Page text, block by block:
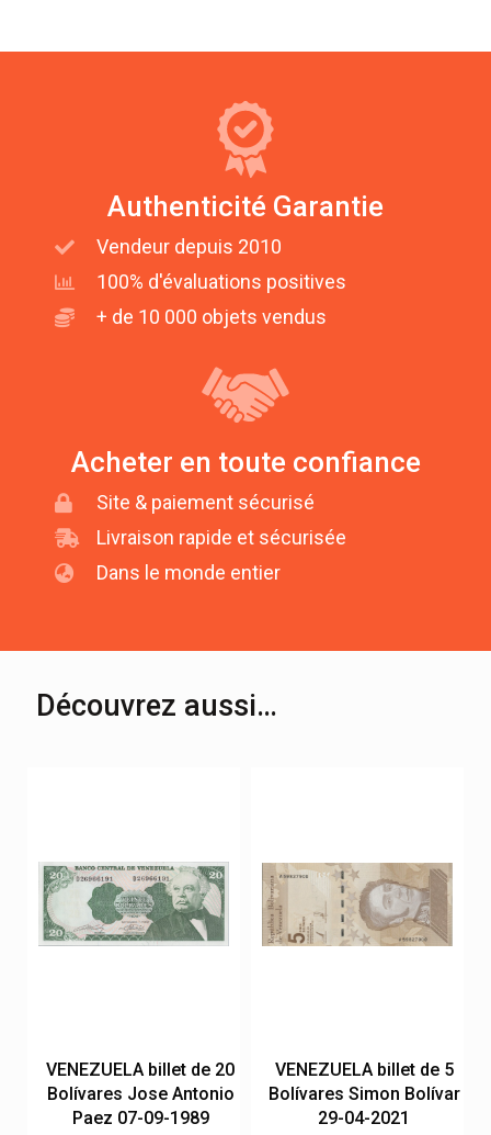
Authenticité Garantie
Vendeur depuis 2010
100% d'évaluations positives
+ de 10 000 objets vendus
Acheter en toute confiance
Site & paiement sécurisé
Livraison rapide et sécurisée
Dans le monde entier
Découvrez aussi…
VENEZUELA billet de 20
Bolívares Jose Antonio
Paez 07-09-1989
VENEZUELA billet de 5
Bolívares Simon Bolívar
29-04-2021